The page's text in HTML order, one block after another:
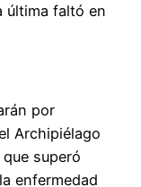
última faltó en
por
Archipiélago
superó
enfermedad